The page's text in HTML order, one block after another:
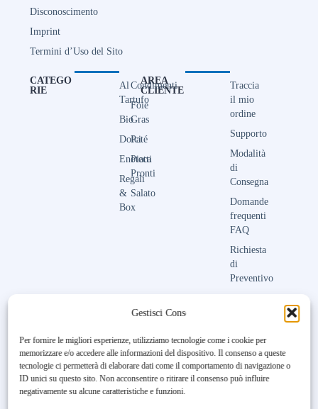
Gestisci Consenso
Per fornire le migliori esperienze, utilizziamo tecnologie come i cookie per
memorizzare e/o accedere alle informazioni del dispositivo. Il consenso a queste
tecnologie ci permetterà di elaborare dati come il comportamento di navigazione o
ID unici su questo sito. Non acconsentire o ritirare il consenso può influire
negativamente su alcune caratteristiche e funzioni.
Disconoscimento
Imprint
Termini d’Uso del Sito
CATEGO
RIE
Al
Tartufo
Bio
Dolci
Enoteca
Regali
&
Box
Condimenti
Foie
Gras
Paté
Piatti
Pronti
Salato
AREA
CLIENTE
Traccia
il mio
ordine
Supporto
Modalità
di
Consegna
Domande
frequenti
FAQ
Richiesta
di
Preventivo
Unfortunately, the 7-day trial
period has expired.Check our
subscription plans! >>